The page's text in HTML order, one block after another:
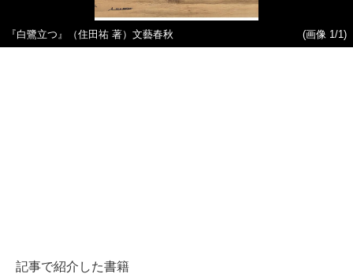
『白鷺立つ』（住田祐 著）文藝春秋 (画像 1/1)
記事で紹介した書籍